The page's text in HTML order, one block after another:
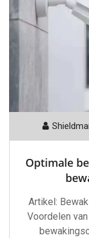
Optimale
Artikel:
Voordelen